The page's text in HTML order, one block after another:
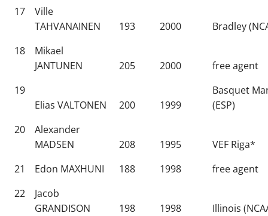
17
Ville
TAHVANAINEN
193 2000
Bradley
18
Mikael
JANTUNEN
205 2000
free agent
19
Elias VALTONEN
200 1999
Basquet
(ESP)
20
Alexander
MADSEN
208 1995
VEF Riga*
21
Edon MAXHUNI 188 1998
free agent
22
Jacob
GRANDISON
198 1998
Illinois